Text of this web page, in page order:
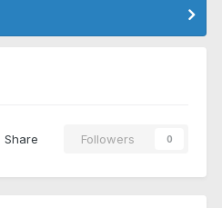
Share Followers 0